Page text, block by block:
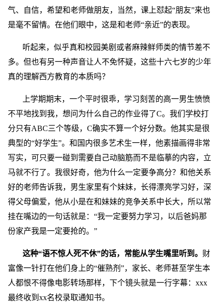
气、自信，希望和老师做朋友，当然，课上怼起“朋友”来也
是毫不留情。在他们眼中，这是和老师“亲近”的表现。
听起来，似乎真和校园美剧或者麻辣鲜师类的情节差不
多。但也有另一种声音让人不免怀疑，这些十六七岁的少年
真的理解西方教育的本质吗？
上学期期末，一个平时很乖，学习刻苦的高一男生愤愤
不平地找到我，想问为什么自己的作业得了C。我们学校打
分只有ABC三个等级，C确实不算一个好分数。他其实是很
典型的“好学生”。和国内很多艺术生一样，他素描画得非常
写实，可只要一碰到需要自己动脑筋而不是临摹的内容，立
马就不行了。我很好奇，他为什么一定要争高分？和他关系
好的老师告诉我，男生家里有个妹妹，长得漂亮学习好，深
得父母偏爱，他从小是在和妹妹的竞争关系中长大，所以常
挂在嘴边的一句话就是：“我一定要努力学习，以后爸妈那
份家产我是一定要抢的。”
这种“语不惊人死不休”的话，常能从学生嘴里听到。 财
富像一针打在他们身上的“催熟剂”，家长、老师甚至学生本
人都恨不得像电影转场那样，下个镜头就是一行字幕：xxx
最终收到xx名校录取通知书。